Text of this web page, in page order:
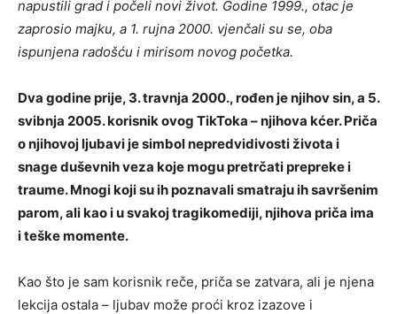
napustili grad i počeli novi život. Godine 1999., otac je
zaprosio majku, a 1. rujna 2000. vjenčali su se, oba
ispunjena radošću i mirisom novog početka.
Dva godine prije, 3. travnja 2000., rođen je njihov sin, a 5.
svibnja 2005. korisnik ovog TikToka – njihova kćer. Priča
o njihovoj ljubavi je simbol nepredvidivosti života i
snage duševnih veza koje mogu pretrčati prepreke i
traume. Mnogi koji su ih poznavali smatraju ih savršenim
parom, ali kao i u svakoj tragikomediji, njihova priča ima
i teške momente.
Kao što je sam korisnik reče, priča se zatvara, ali je njena
lekcija ostala – ljubav može proći kroz izazove i